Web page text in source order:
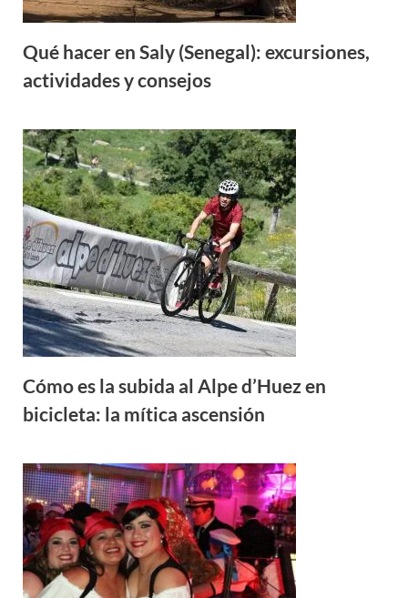
Qué hacer en Saly (Senegal): excursiones,
actividades y consejos
Cómo es la subida al Alpe d’Huez en
bicicleta: la mítica ascensión